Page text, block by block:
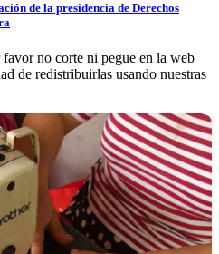
de la presidencia de Derechos
no corte ni pegue en la web
de redistribuirlas usando nuestras